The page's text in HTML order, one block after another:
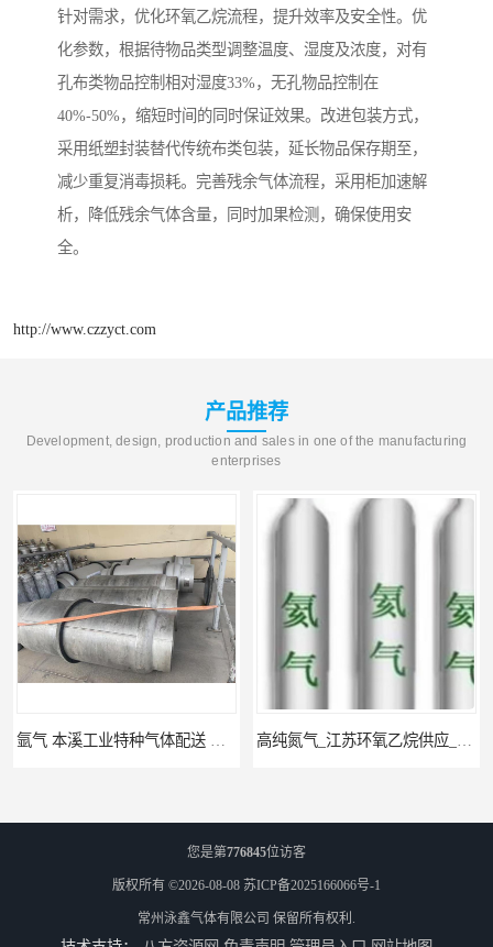
针对需求，优化环氧乙烷流程，提升效率及安全性。优
化参数，根据待物品类型调整温度、湿度及浓度，对有
孔布类物品控制相对湿度33%，无孔物品控制在
40%-50%，缩短时间的同时保证效果。改进包装方式，
采用纸塑封装替代传统布类包装，延长物品保存期至，
减少重复消毒损耗。完善残余气体流程，采用柜加速解
析，降低残余气体含量，同时加果检测，确保使用安
全。
http://www.czzyct.com
产品推荐
Development, design, production and sales in one of the manufacturing
enterprises
氩气 本溪工业特种气体配送 工业气体 高纯氮气_江苏环氧乙烷供应_泳鑫气体
您是第776845位访客
版权所有 ©2026-08-08 苏ICP备2025166066号-1
常州泳鑫气体有限公司 保留所有权利.